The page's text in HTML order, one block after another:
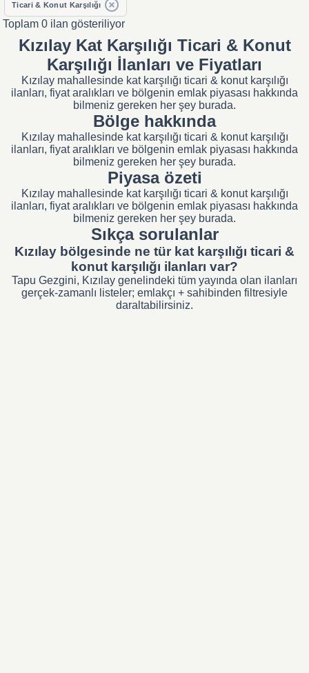
Ticari & Konut Karşılığı
Toplam 0 ilan gösteriliyor
Kızılay Kat Karşılığı Ticari & Konut
Karşılığı İlanları ve Fiyatları
Kızılay mahallesinde kat karşılığı ticari & konut karşılığı
ilanları, fiyat aralıkları ve bölgenin emlak piyasası hakkında
bilmeniz gereken her şey burada.
Bölge hakkında
Kızılay mahallesinde kat karşılığı ticari & konut karşılığı
ilanları, fiyat aralıkları ve bölgenin emlak piyasası hakkında
bilmeniz gereken her şey burada.
Piyasa özeti
Kızılay mahallesinde kat karşılığı ticari & konut karşılığı
ilanları, fiyat aralıkları ve bölgenin emlak piyasası hakkında
bilmeniz gereken her şey burada.
Sıkça sorulanlar
Kızılay bölgesinde ne tür kat karşılığı ticari &
konut karşılığı ilanları var?
Tapu Gezgini, Kızılay genelindeki tüm yayında olan ilanları
gerçek-zamanlı listeler; emlakçı + sahibinden filtresiyle
daraltabilirsiniz.